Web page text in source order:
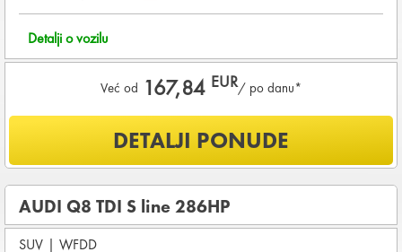
Detalji o vozilu
Već od 167,84 EUR/ po danu*
Šta je uključeno u ponudu?
OSNOVNI PAKET OSIGURANJA od štete (CDW) i krađe
(THW)
DETALJI PONUDE
AUDI Q8 TDI S line 286HP
SUV | WFDD